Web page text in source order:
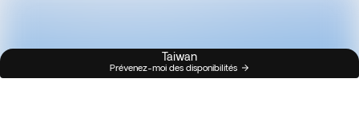
Taiwan
Prévenez-moi des disponibilités